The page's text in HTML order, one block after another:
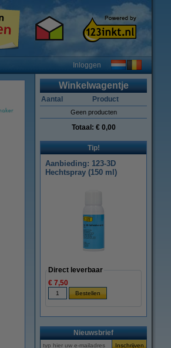
Inloggen
Winkelwagentje
Aantal Product
Geen producten
Totaal: € 0,00
Tip!
Aanbieding: 123-3D
Hechtspray (150 ml)
Direct leverbaar
€ 7,50
Nieuwsbrief